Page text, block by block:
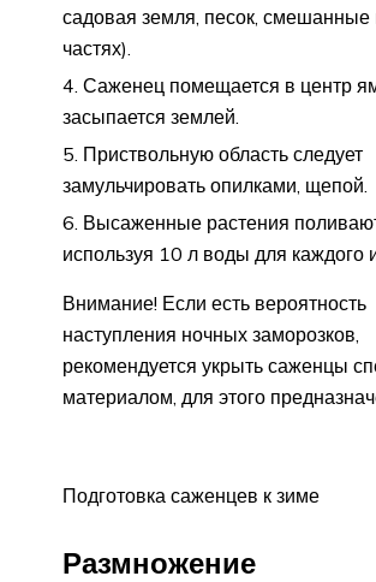
садовая земля, песок,
частях).
Саженец помещается в центр
засыпается землей.
Приствольную область следует
замульчировать опилками, щепой.
Высаженные растения
используя 10 л воды для каждого
Внимание! Если есть вероятность
наступления ночных заморозков,
рекомендуется укрыть саженцы
материалом, для этого
Подготовка саженцев к зиме
Размножение